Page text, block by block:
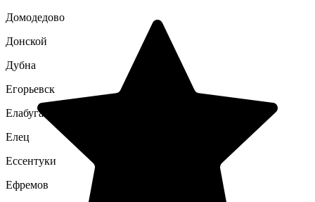
Домодедово
Донской
Дубна
Егорьевск
Елабуга
Елец
Ессентуки
Ефремов